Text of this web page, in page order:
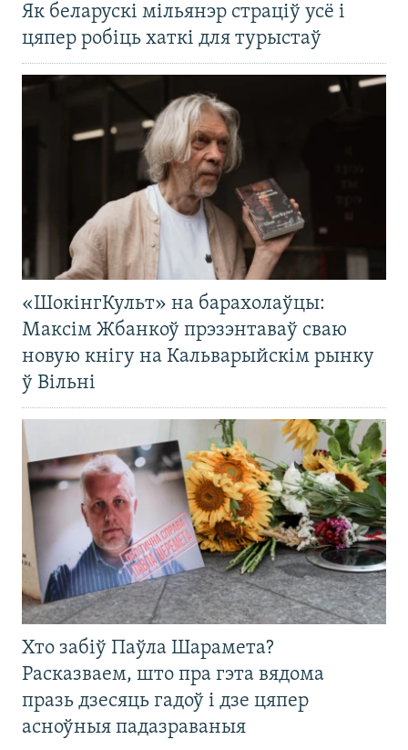
Як беларускі мільянэр страціў усё і
цяпер робіць хаткі для турыстаў
«ШокінгКульт» на барахолаўцы:
Максім Жбанкоў прэзэнтаваў сваю
новую кнігу на Кальварыйскім рынку
ў Вільні
Хто забіў Паўла Шарамета?
Расказваем, што пра гэта вядома
празь дзесяць гадоў і дзе цяпер
асноўныя падазраваныя